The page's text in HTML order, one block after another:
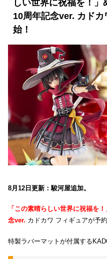
しい世界に祝福を！
10周年記念ver. カド
始！
8月12日更新：駿河屋追加。
「この素晴らしい世界に祝福を
念ver. カドカワ フィギュアが予
特製ラバーマットが付属する